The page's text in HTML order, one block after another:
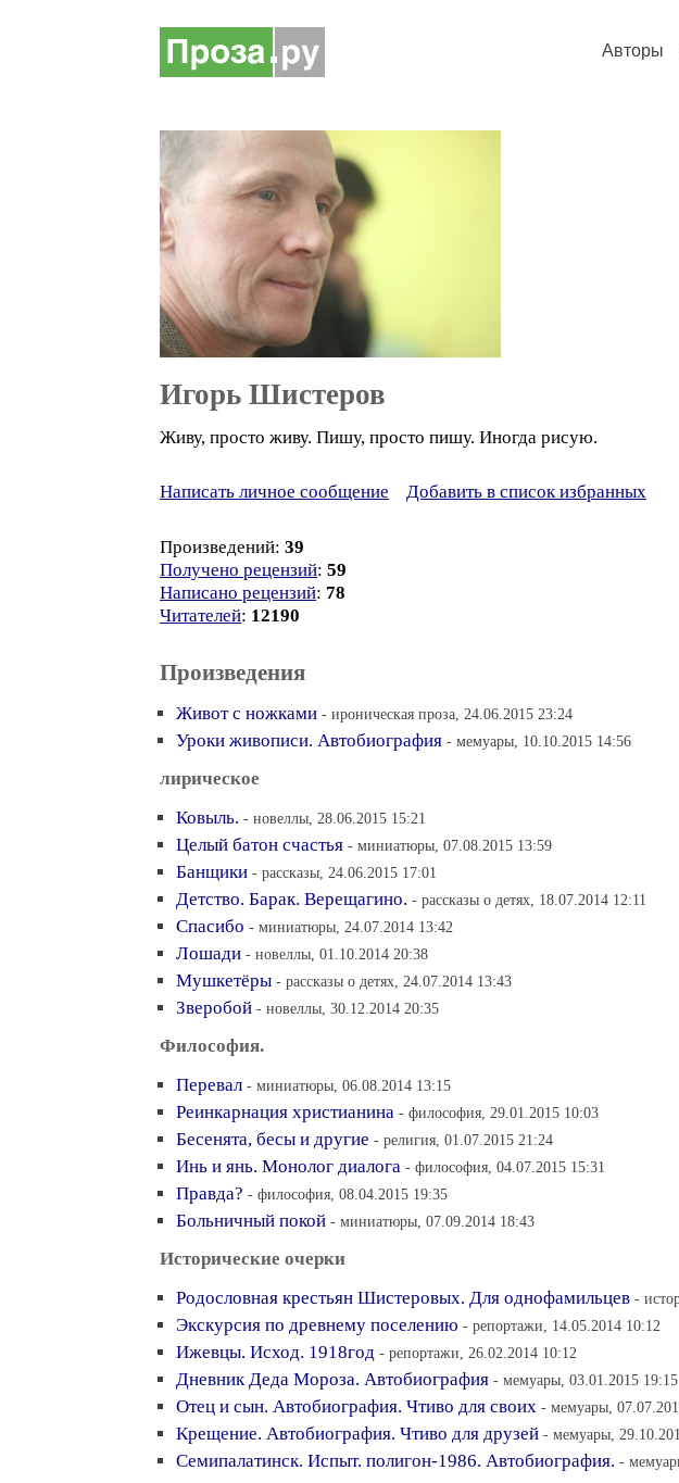
Авторы
Игорь Шистеров
Живу, просто живу. Пишу, просто пишу. Иногда рисую.
Написать личное сообщение Добавить в список избранных
Произведений: 39
Получено рецензий: 59
Написано рецензий: 78
Читателей: 12190
Произведения
Живот с ножками - ироническая проза, 24.06.2015 23:24
Уроки живописи. Автобиография - мемуары, 10.10.2015 14:56
лирическое
Ковыль. - новеллы, 28.06.2015 15:21
Целый батон счастья - миниатюры, 07.08.2015 13:59
Банщики - рассказы, 24.06.2015 17:01
Детство. Барак. Верещагино. - рассказы о детях, 18.07.2014 12:11
Спасибо - миниатюры, 24.07.2014 13:42
Лошади - новеллы, 01.10.2014 20:38
Мушкетёры - рассказы о детях, 24.07.2014 13:43
Зверобой - новеллы, 30.12.2014 20:35
Философия.
Перевал - миниатюры, 06.08.2014 13:15
Реинкарнация христианина - философия, 29.01.2015 10:03
Бесенята, бесы и другие - религия, 01.07.2015 21:24
Инь и янь. Монолог диалога - философия, 04.07.2015 15:31
Правда? - философия, 08.04.2015 19:35
Больничный покой - миниатюры, 07.09.2014 18:43
Исторические очерки
Родословная крестьян Шистеровых. Для однофамильцев -
Экскурсия по древнему поселению - репортажи, 14.05.2014 10:12
Ижевцы. Исход. 1918год - репортажи, 26.02.2014 10:12
Дневник Деда Мороза. Автобиография - мемуары, 03.01.2015 19:15
Отец и сын. Автобиография. Чтиво для своих - мемуары,
Крещение. Автобиография. Чтиво для друзей - мемуары,
Семипалатинск. Испыт. полигон-1986. Автобиография. -